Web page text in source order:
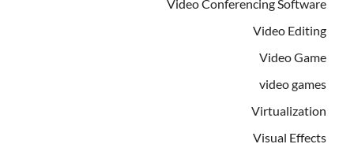
Video Conferencing Software
Video Editing
Video Game
video games
Virtualization
Visual Effects